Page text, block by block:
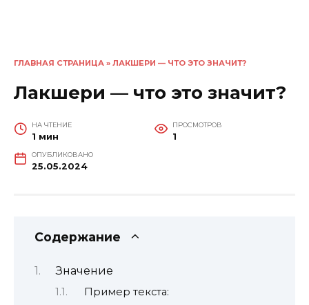
ГЛАВНАЯ СТРАНИЦА » ЛАКШЕРИ — ЧТО ЭТО ЗНАЧИТ?
Лакшери — что это значит?
НА ЧТЕНИЕ
1 мин
ПРОСМОТРОВ
1
ОПУБЛИКОВАНО
25.05.2024
Содержание
Значение
Пример текста: